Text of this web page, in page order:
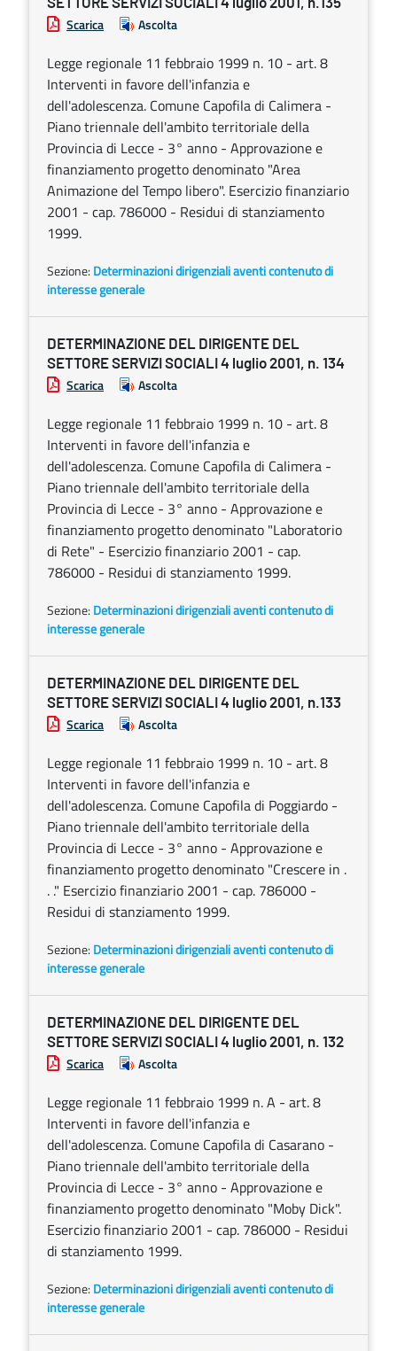
SETTORE SERVIZI SOCIALI 4 luglio 2001, n.135
Scarica Ascolta
Legge regionale 11 febbraio 1999 n. 10 - art. 8
Interventi in favore dell'infanzia e
dell'adolescenza. Comune Capofila di Calimera -
Piano triennale dell'ambito territoriale della
Provincia di Lecce - 3° anno - Approvazione e
finanziamento progetto denominato "Area
Animazione del Tempo libero". Esercizio finanziario
2001 - cap. 786000 - Residui di stanziamento
1999.
Sezione: Determinazioni dirigenziali aventi contenuto di
interesse generale
DETERMINAZIONE DEL DIRIGENTE DEL
SETTORE SERVIZI SOCIALI 4 luglio 2001, n. 134
Scarica Ascolta
Legge regionale 11 febbraio 1999 n. 10 - art. 8
Interventi in favore dell'infanzia e
dell'adolescenza. Comune Capofila di Calimera -
Piano triennale dell'ambito territoriale della
Provincia di Lecce - 3° anno - Approvazione e
finanziamento progetto denominato "Laboratorio
di Rete" - Esercizio finanziario 2001 - cap.
786000 - Residui di stanziamento 1999.
Sezione: Determinazioni dirigenziali aventi contenuto di
interesse generale
DETERMINAZIONE DEL DIRIGENTE DEL
SETTORE SERVIZI SOCIALI 4 luglio 2001, n.133
Scarica Ascolta
Legge regionale 11 febbraio 1999 n. 10 - art. 8
Interventi in favore dell'infanzia e
dell'adolescenza. Comune Capofila di Poggiardo -
Piano triennale dell'ambito territoriale della
Provincia di Lecce - 3° anno - Approvazione e
finanziamento progetto denominato "Crescere in .
. ." Esercizio finanziario 2001 - cap. 786000 -
Residui di stanziamento 1999.
Sezione: Determinazioni dirigenziali aventi contenuto di
interesse generale
DETERMINAZIONE DEL DIRIGENTE DEL
SETTORE SERVIZI SOCIALI 4 luglio 2001, n. 132
Scarica Ascolta
Legge regionale 11 febbraio 1999 n. A - art. 8
Interventi in favore dell'infanzia e
dell'adolescenza. Comune Capofila di Casarano -
Piano triennale dell'ambito territoriale della
Provincia di Lecce - 3° anno - Approvazione e
finanziamento progetto denominato "Moby Dick".
Esercizio finanziario 2001 - cap. 786000 - Residui
di stanziamento 1999.
Sezione: Determinazioni dirigenziali aventi contenuto di
interesse generale